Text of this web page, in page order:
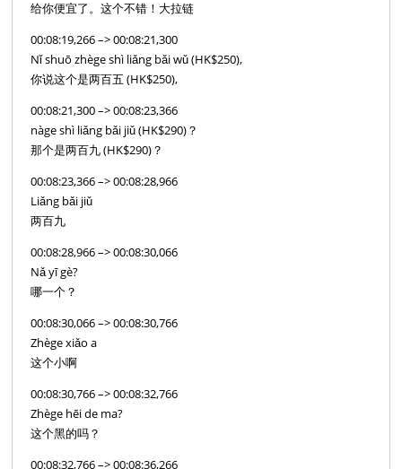
给你便宜了。这个不错！大拉链
00:08:19,266 –> 00:08:21,300
Nǐ shuō zhège shì liǎng bǎi wǔ (HK$250),
你说这个是两百五 (HK$250),
00:08:21,300 –> 00:08:23,366
nàge shì liǎng bǎi jiǔ (HK$290)？
那个是两百九 (HK$290)？
00:08:23,366 –> 00:08:28,966
Liǎng bǎi jiǔ
两百九
00:08:28,966 –> 00:08:30,066
Nǎ yī gè?
哪一个？
00:08:30,066 –> 00:08:30,766
Zhège xiǎo a
这个小啊
00:08:30,766 –> 00:08:32,766
Zhège hēi de ma?
这个黑的吗？
00:08:32,766 –> 00:08:36,266